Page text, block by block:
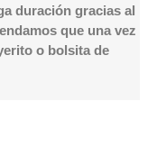
duración gracias al
que una vez
o bolsita de